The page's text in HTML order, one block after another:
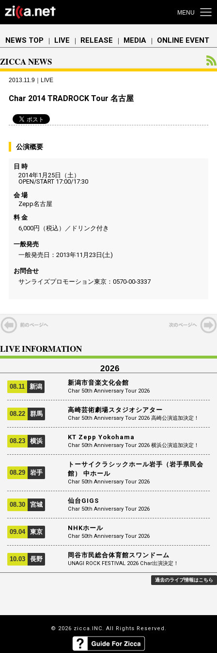
MENU
NEWS TOP ｜ LIVE ｜ RELEASE ｜ MEDIA ｜ ONLINE EVENT
ZICCA NEWS
2013.11.9｜LIVE
Char 2014 TRADROCK Tour 名古屋
公演概要
日 時
2014年1月25日（土）
OPEN/START 17:00/17:30
会 場
Zepp名古屋
料 金
6,000円（税込）／ドリンク付き
一般発売
一般発売日：2013年11月23日(土)
お問合せ
サンライズプロモーション東京：0570-00-3337
LIVE INFORMATION
2026
08.11 新潟 新潟市音楽文化会館
Char 50th Anniversary Tour 2026
08.22 群馬 高崎芸術劇場スタジオシアター
Char 50th Anniversary Tour 2026 高崎公演追加決定！
08.23 横浜 KT Zepp Yokohama
Char 50th Anniversary Tour 2026 横浜公演追加決定！
08.29 岩手
トーサイクラシックホール岩手（岩手県民会
館） 中ホール
Char 50th Anniversary Tour 2026
08.30 宮城 仙台GIGS
Char 50th Anniversary Tour 2026
09.04 東京 NHKホール
Char 50th Anniversary Tour 2026
10.03 長野 岡谷市民総合体育館スワンドーム
UNAGI ROCK FESTIVAL 2026 Char出演決定！
過去のライブ情報はこちら
© 2026 zicca.INC. All Rights Reserved.